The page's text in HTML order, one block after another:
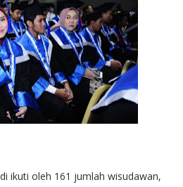
ikuti oleh 161 jumlah wisudawan,